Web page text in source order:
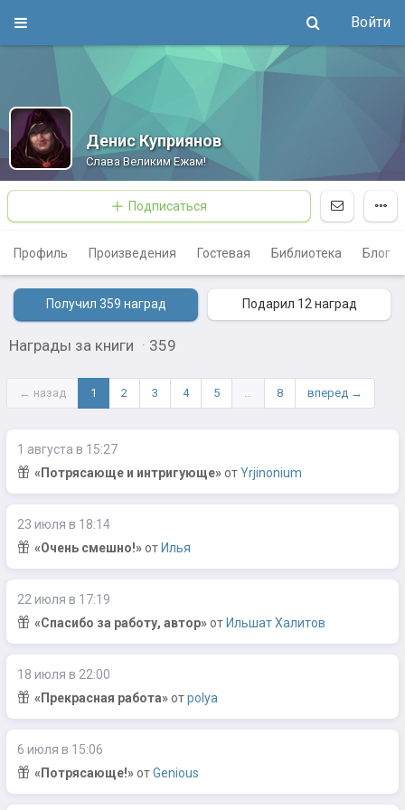
Войти
Денис Куприянов
Слава Великим Ежам!
Подписаться
Профиль Произведения Гостевая Библиотека Блог
Получил 359 наград Подарил 12 наград
Награды за книги · 359
← назад 1 2 3 4 5 … 8 вперед →
1 августа в 15:27
«Потрясающе и интригующе»отYrjinonium
23 июля в 18:14
«Очень смешно!»от Илья
22 июля в 17:19
«Спасибо за работу, автор»от Ильшат Халитов
18 июля в 22:00
«Прекрасная работа»отpolya
6 июля в 15:06
«Потрясающе!»отGenious